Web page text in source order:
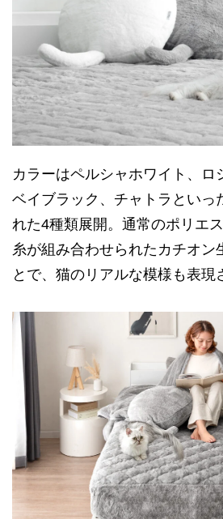
カラーはペルシャホワイト、ロ
ベイブラック、チャトラといっ
れた4種類展開。通常のポリエ
糸が組み合わせられたカチオン
とで、猫のリアルな模様も表現